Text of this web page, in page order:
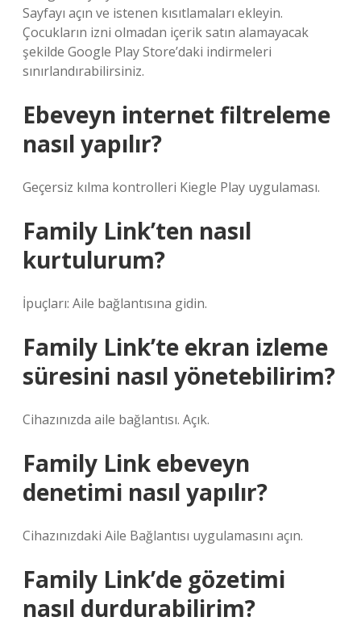
Sayfayı açın ve istenen kısıtlamaları ekleyin.
Çocukların izni olmadan içerik satın alamayacak
şekilde Google Play Store’daki indirmeleri
sınırlandırabilirsiniz.
Ebeveyn internet filtreleme
nasıl yapılır?
Geçersiz kılma kontrolleri Kiegle Play uygulaması.
Family Link’ten nasıl
kurtulurum?
İpuçları: Aile bağlantısına gidin.
Family Link’te ekran izleme
süresini nasıl yönetebilirim?
Cihazınızda aile bağlantısı. Açık.
Family Link ebeveyn
denetimi nasıl yapılır?
Cihazınızdaki Aile Bağlantısı uygulamasını açın.
Family Link’de gözetimi
nasıl durdurabilirim?